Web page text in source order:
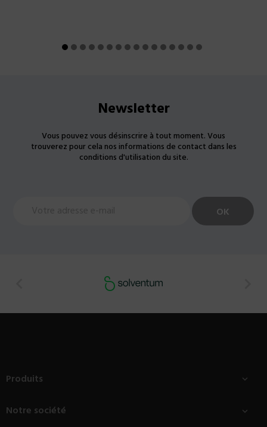
Newsletter
Vous pouvez vous désinscrire à tout moment. Vous
trouverez pour cela nos informations de contact dans les
conditions d'utilisation du site.
Produits 
Notre société 